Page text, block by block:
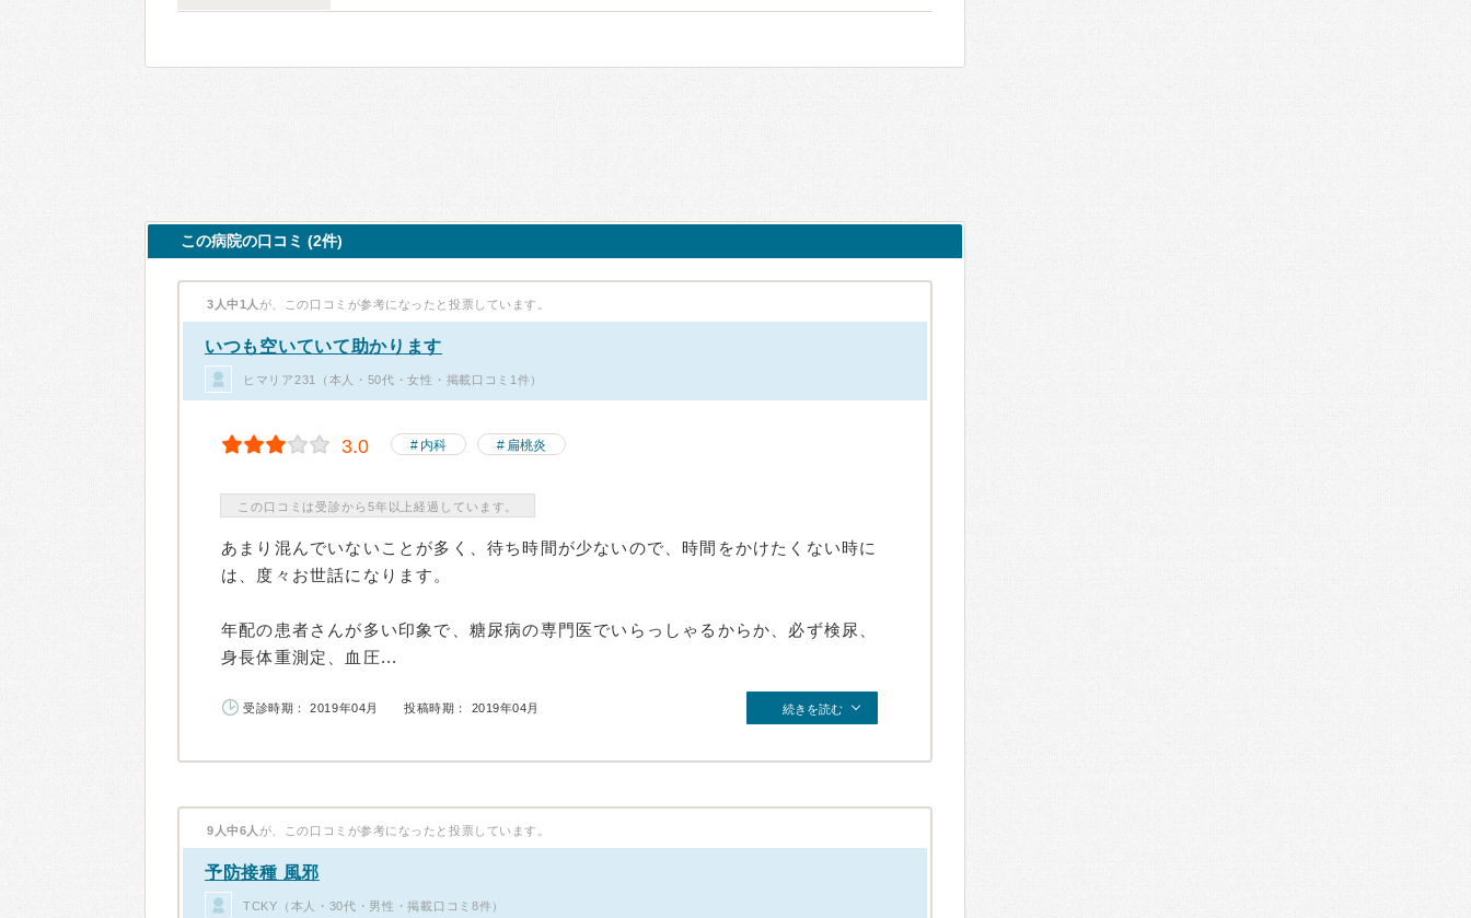
この病院の口コミ (2件)
3人中1人 が、この口コミが参考になったと投票しています。
いつも空いていて助かります
ヒマリア231（本人・50代・女性・掲載口コミ1件）
3.0 内科 扁桃炎
この口コミは受診から5年以上経過しています。
あまり混んでいないことが多く、待ち時間が少ないので、時間をかけたくない時に
は、度々お世話になります。
年配の患者さんが多い印象で、糖尿病の専門医でいらっしゃるからか、必ず検尿、
身長体重測定、血圧...
受診時期： 2019年04月 投稿時期： 2019年04月 続きを読む
9人中6人 が、この口コミが参考になったと投票しています。
予防接種 風邪
TCKY（本人・30代・男性・掲載口コミ8件）